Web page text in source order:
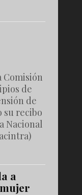
Comisión
de
de
su recibo
Nacional
a